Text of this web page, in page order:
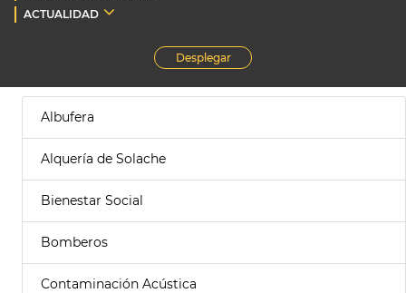
ACTUALIDAD
Desplegar
Albufera
Alquería de Solache
Bienestar Social
Bomberos
Contaminación Acústica